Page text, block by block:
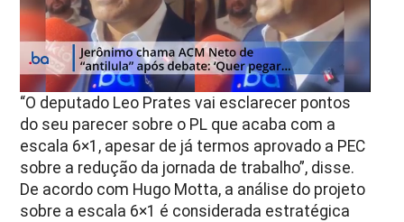
“O deputado Leo Prates vai esclarecer pontos
do seu parecer sobre o PL que acaba com a
escala 6×1, apesar de já termos aprovado a PEC
sobre a redução da jornada de trabalho”, disse.
De acordo com Hugo Motta, a análise do projeto
sobre a escala 6×1 é considerada estratégica